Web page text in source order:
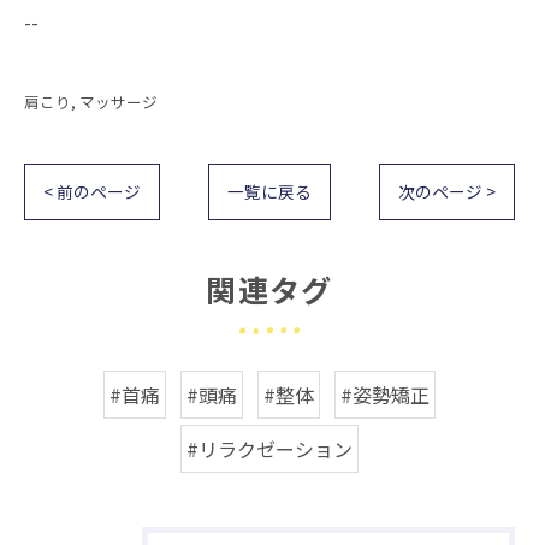
--
肩こり マッサージ
< 前のページ 一覧に戻る 次のページ >
関連タグ
#首痛 #頭痛 #整体
#姿勢矯正
#リラクゼーション